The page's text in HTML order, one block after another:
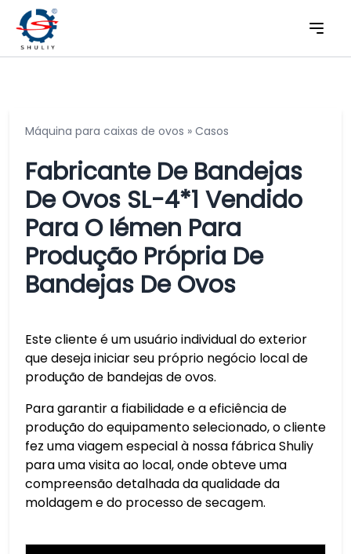
Máquina para caixas de ovos » Casos
Fabricante De Bandejas
De Ovos SL-4*1 Vendido
Para O Iémen Para
Produção Própria De
Bandejas De Ovos
Este cliente é um usuário individual do exterior
que deseja iniciar seu próprio negócio local de
produção de bandejas de ovos.
Para garantir a fiabilidade e a eficiência de
produção do equipamento selecionado, o cliente
fez uma viagem especial à nossa fábrica Shuliy
para uma visita ao local, onde obteve uma
compreensão detalhada da qualidade da
moldagem e do processo de secagem.